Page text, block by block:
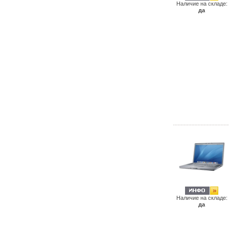
Наличие на складе:
да
Наличие на складе:
да